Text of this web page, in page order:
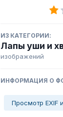
ИЗ КАТЕГОРИИ:
Лапы уши и
изображений
ИНФОРМАЦИЯ О
Просмотр EXIF